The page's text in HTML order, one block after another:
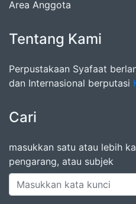
Area Anggota
Tentang Kami
Perpustakaan Syafaat
dan Internasional berputasi
Cari
masukkan satu atau lebih
pengarang, atau subjek